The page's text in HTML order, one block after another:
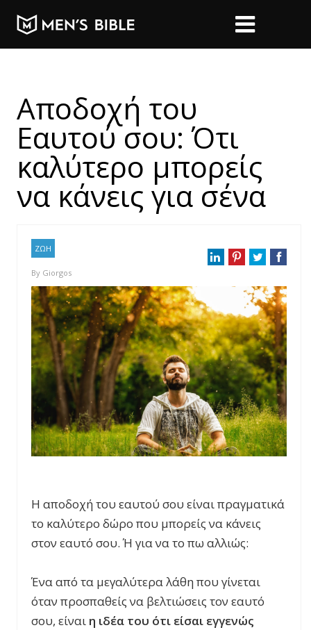
Αποδοχή του
Εαυτού σου: Ότι
καλύτερο μπορείς
να κάνεις για σένα
ΖΩΗ
By Giorgos
Η αποδοχή του εαυτού σου είναι πραγματικά
το καλύτερο δώρο που μπορείς να κάνεις
στον εαυτό σου. Ή για να το πω αλλιώς:
Ένα από τα μεγαλύτερα λάθη που γίνεται
όταν προσπαθείς να βελτιώσεις τον εαυτό
σου, είναι η ιδέα του ότι είσαι εγγενώς